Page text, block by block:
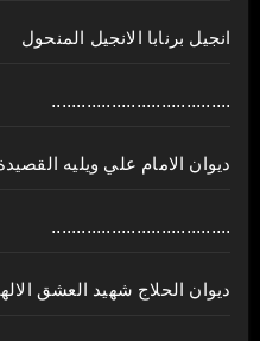
انجيل برنابا الانجيل المنحول
....................................
ديوان الامام علي ويليه
....................................
ديوان الحلاج شهيد العشق